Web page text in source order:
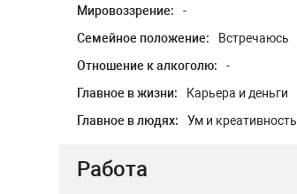
Мировоззрение:
-
Семейное положение:
Встречаюсь
Отношение к алкоголю:
-
Главное в жизни:
Карьера и деньги
Главное в людях:
Ум и креативность
Работа